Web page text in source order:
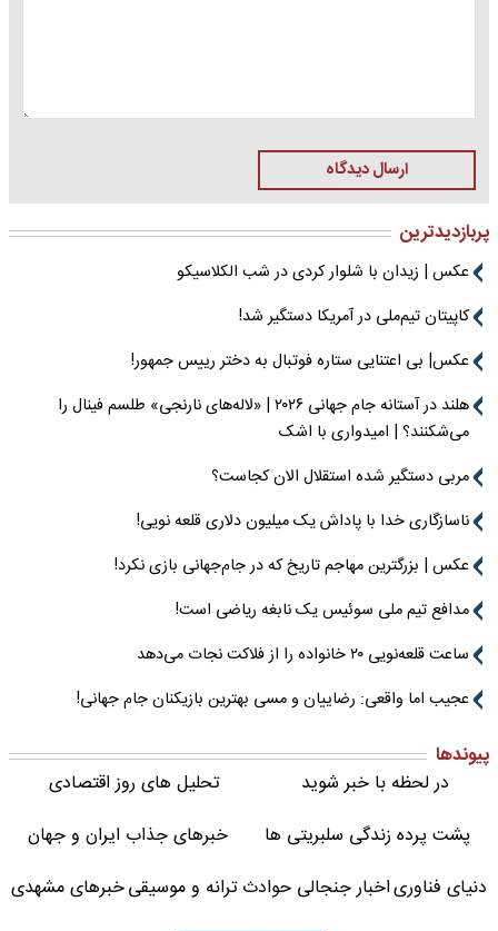
ارسال دیدگاه
پربازدیدترین
عکس | زیدان با شلوار کردی در شب الکلاسیکو
کاپیتان تیم‌ملی در آمریکا دستگیر شد!
عکس| بی اعتنایی ستاره فوتبال به دختر رییس جمهور!
هلند در آستانه جام جهانی ۲۰۲۶ | «لاله‌های نارنجی» طلسم فینال را
می‌شکنند؟ | امیدواری با اشک
مربی دستگیر شده استقلال الان کجاست؟
ناسازگاری خدا با پاداش یک میلیون دلاری قلعه نویی!
عکس | بزرگترین مهاجم تاریخ که در جام‌جهانی بازی نکرد!
مدافع تیم ملی سوئیس یک نابغه ریاضی است!
ساعت قلعه‌نویی ۲۰ خانواده را از فلاکت نجات می‌دهد
عجیب اما واقعی: رضاییان و مسی بهترین بازیکنان جام جهانی!
پیوندها
در لحظه با خبر شوید
تحلیل های روز اقتصادی
پشت پرده زندگی سلبریتی ها
خبرهای جذاب ایران و جهان
دنیای فناوریاخبار جنجالی حوادثترانه و موسیقیخبرهای مشهدی